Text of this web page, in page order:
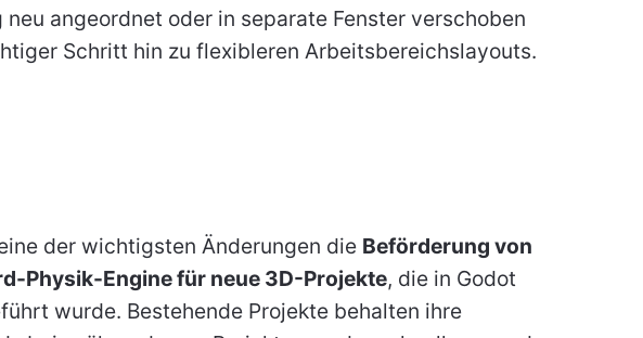
angeordnet oder in separate Fenster verschoben
Schritt hin zu flexibleren Arbeitsbereichslayouts.
der wichtigsten Änderungen die Beförderung von
Physik-Engine für neue 3D-Projekte, die in Godot
wurde. Bestehende Projekte behalten ihre